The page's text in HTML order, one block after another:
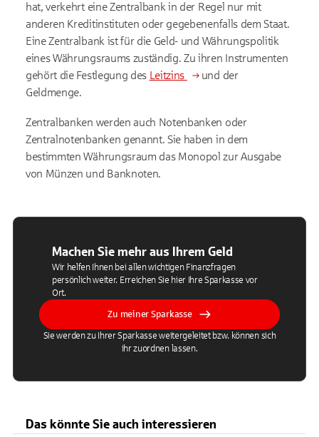
hat, verkehrt eine Zentralbank in der Regel nur mit
anderen Kreditinstituten oder gegebenenfalls dem Staat.
Eine Zentralbank ist für die Geld- und Währungspolitik
eines Währungsraums zuständig. Zu ihren Instrumenten
gehört die Festlegung des Leitzins
und der
Geldmenge.
Zentralbanken werden auch Notenbanken oder
Zentralnotenbanken genannt. Sie haben in dem
bestimmten Währungsraum das Monopol zur Ausgabe
von Münzen und Banknoten.
Machen Sie mehr aus Ihrem Geld
Wir helfen Ihnen bei allen wichtigen Finanzfragen
persönlich weiter. Erreichen Sie hier Ihre Sparkasse vor
Ort.
Zu meiner Sparkasse
Sie werden zu Ihrer Sparkasse weitergeleitet bzw. können sich
ihr zuordnen lassen.
Das könnte Sie auch interessieren